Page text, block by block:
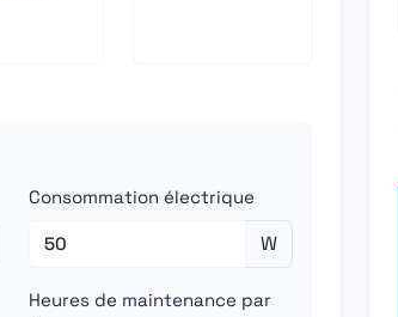
Consommation électrique
W
Heures de maintenance par